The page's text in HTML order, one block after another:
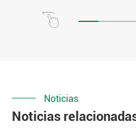
Noticias
Noticias